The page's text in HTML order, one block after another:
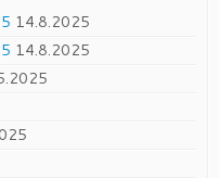
14.8.2025
14.8.2025